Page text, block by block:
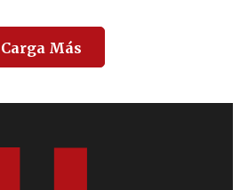
Carga Más